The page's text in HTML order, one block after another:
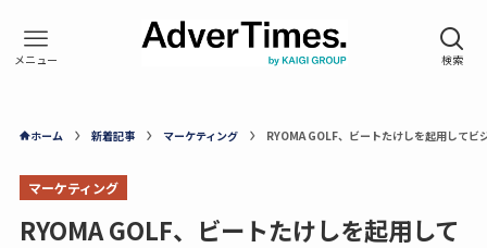
ホーム 新着記事 マーケティング RYOMA GOLF、ビートたけしを起用してビ
マーケティング
RYOMA GOLF、ビートたけしを起用して